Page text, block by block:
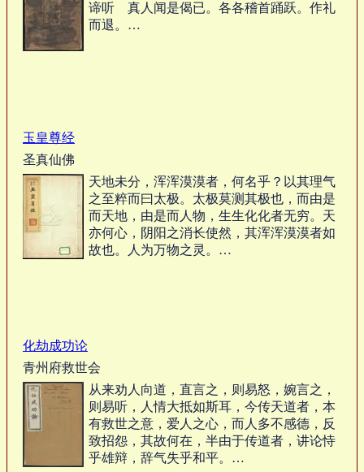
谛听 真人闻是偈已。各各稽首踊跃。作礼
而退。…
玉皇尊经
圣真仙佛
天地未分，浑浑漠漠者，何名乎？以其理气
之至粹而曰太极。太极莫测其极也，而由是
而天地，由是而人物，生生化化者无穷。天
亦何心，阴阳之消长使然，其浑浑漠漠者如
故也。人为万物之灵。…
化劫成功论
青州府救世会
从来劝人向道，直言之，则易怒，婉言之，
则易听，人情大抵如斯耳，今传天道者，本
有救世之意，爱人之心，而人多不感德，反
致招怨，其故何在，半由于传道者，讲论恃
乎雄辩，辞气失乎和平。…